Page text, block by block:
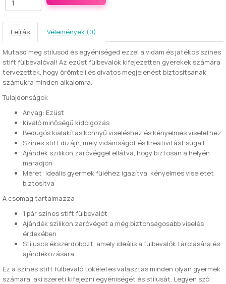
Leírás Vélemények (0)
Mutasd meg stílusod és egyéniséged ezzel a vidám és játékos színes
stift fülbevalóval! Az ezüst fülbevalók kifejezetten gyerekek számára
tervezettek, hogy örömteli és divatos megjelenést biztosítsanak
számukra minden alkalomra.
Tulajdonságok:
Anyag: Ezüst
Kiváló minőségű kidolgozás
Bedugós kialakítás könnyű viseléshez és kényelmes viselethez
Színes stift dizájn, mely vidámságot és kreativitást sugall
Ajándék szilikon záróvéggel ellátva, hogy biztosan a helyén
maradjon
Méret: Ideális gyermek füléhez igazítva, kényelmes viseletet
biztosítva
A csomag tartalmazza:
1 pár színes stift fülbevalót
Ajándék szilikon záróvéget a még biztonságosabb viselés
érdekében
Stílusos ékszerdobozt, amely ideális a fülbevalók tárolására és
ajándékozására
Ez a színes stift fülbevaló tökéletes választás minden olyan gyermek
számára, aki szereti kifejezni egyéniségét és stílusát. Legyen szó